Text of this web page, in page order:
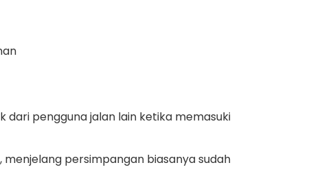
dari pengguna jalan lain ketika memasuki
persimpangan biasanya sudah